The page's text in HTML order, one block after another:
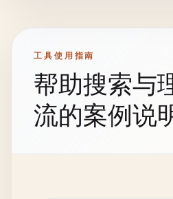
工具使用指南
帮助搜索与
流的案例说